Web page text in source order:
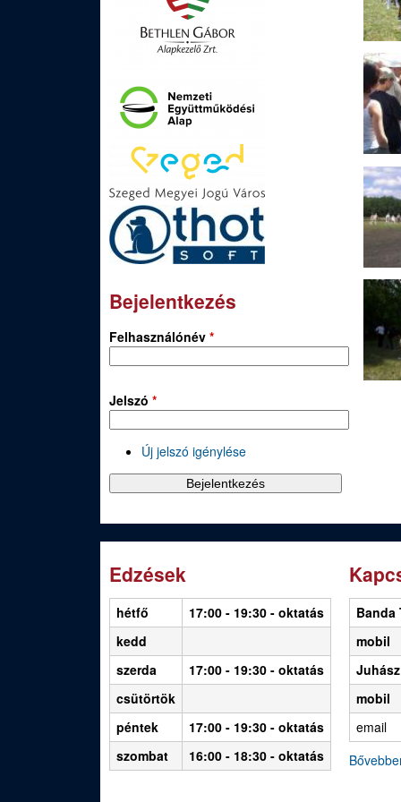
l
k
Bejelentkezés
Felhasználónév *
Jelszó *
Új jelszó igénylése
Edzések
hétfő 17:00 - 19:30 - oktatás
kedd
szerda
17:00 - 19:30 - oktatás
csütörtök
péntek
17:00 - 19:30 - oktatás
szombat
16:00 - 18:30 - oktatás
Banda
mobil
mobil
email